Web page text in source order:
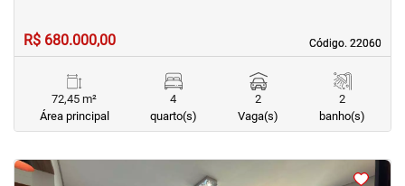
Código. 22060
Código. 22060
R$ 680.000,00
72,45 m²
Área principal
4
quarto(s)
2
Vaga(s)
2
banho(s)
<<<<